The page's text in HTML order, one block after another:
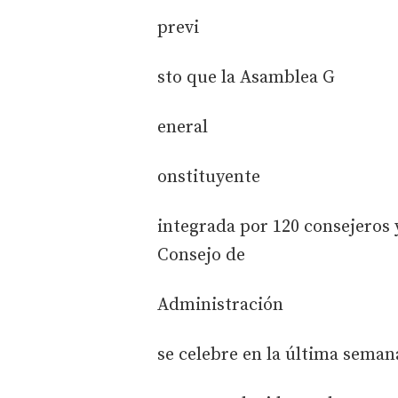
previ
sto que la Asamblea G
eneral
onstituyente
integrada por 120
Consejo de
Administración
se celebre en la última